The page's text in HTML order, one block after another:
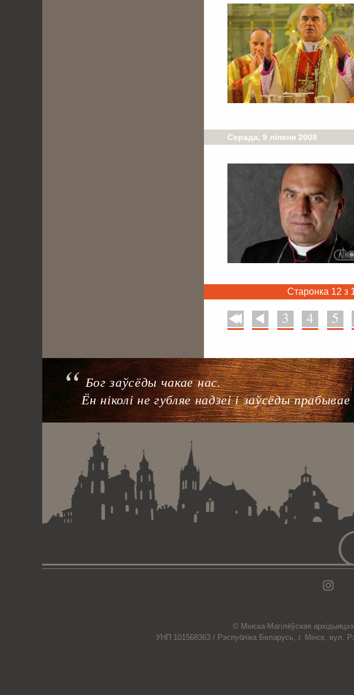
Серада, 9 ліпеня 2008
Старонка 12 з
3 4 5
Бог заўсёды чакае нас.
Ён ніколі не губляе надзеі і заўсёды
© Мiнска-Магiлёўская
УНП 101568363 / Рэспубліка Беларусь, г. Мінск, вул.